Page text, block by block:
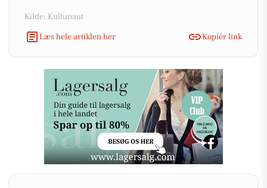
Kilde: Kultunaut
Læs hele artiklen her
Kopiér link